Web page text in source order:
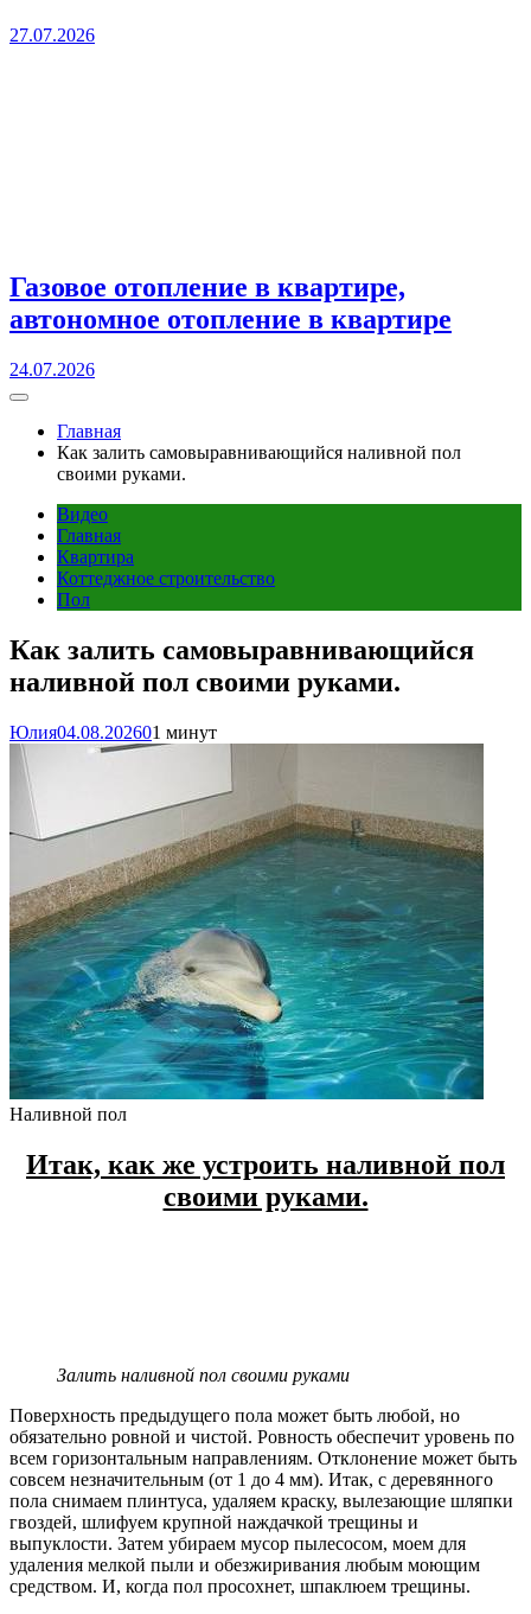
27.07.2026
Газовое отопление в квартире,
автономное отопление в квартире
24.07.2026
Главная
Как залить самовыравнивающийся наливной пол
своими руками.
Видео
Главная
Квартира
Коттеджное строительство
Пол
Как залить самовыравнивающийся
наливной пол своими руками.
Юлия04.08.202601 минут
Наливной пол
Итак, как же устроить наливной пол
своими руками.
Залить наливной пол своими руками
Поверхность предыдущего пола может быть любой, но
обязательно ровной и чистой. Ровность обеспечит уровень по
всем горизонтальным направлениям. Отклонение может быть
совсем незначительным (от 1 до 4 мм). Итак, с деревянного
пола снимаем плинтуса, удаляем краску, вылезающие шляпки
гвоздей, шлифуем крупной наждачкой трещины и
выпуклости. Затем убираем мусор пылесосом, моем для
удаления мелкой пыли и обезжиривания любым моющим
средством. И, когда пол просохнет, шпаклюем трещины.